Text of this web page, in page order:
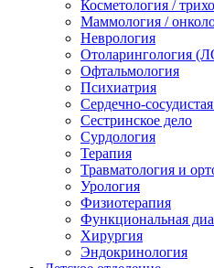
Косметология /
Маммология /
Неврология
Отоларингология
Офтальмология
Психиатрия
Сердечно-
Сестринское дело
Сурдология
Терапия
Травматология и
Урология
Физиотерапия
Функциональная
Хирургия
Эндокринология